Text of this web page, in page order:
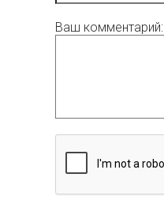
Ваш комментарий: